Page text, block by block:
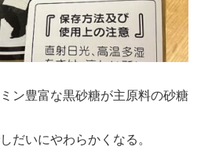
ン豊富な黒砂糖が主原料の砂糖
だいにやわらかくなる。